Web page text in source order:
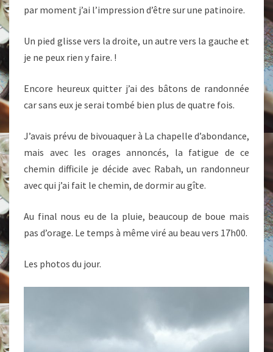
par moment j’ai l’impression d’être sur une patinoire.
Un pied glisse vers la droite, un autre vers la gauche et
je ne peux rien y faire. !
Encore heureux quitter j’ai des bâtons de randonnée
car sans eux je serai tombé bien plus de quatre fois.
J’avais prévu de bivouaquer à La chapelle d’abondance,
mais avec les orages annoncés, la fatigue de ce
chemin difficile je décide avec Rabah, un randonneur
avec qui j’ai fait le chemin, de dormir au gîte.
Au final nous eu de la pluie, beaucoup de boue mais
pas d’orage. Le temps à même viré au beau vers 17h00.
Les photos du jour.